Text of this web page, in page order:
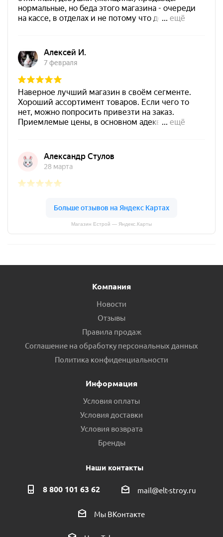
Магазин Естрой — Яндекс.Карты
Компания
Новости
Отзывы
Правила продаж
Соглашение на обработку персональных данных
Политика конфиденциальности
Информация
Условия оплаты
Условия доставки
Условия возврата
Бренды
Наши контакты
8 800 101 63 62 mail@elt-stroy.ru
Мы ВКонтакте